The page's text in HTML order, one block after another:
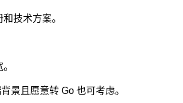
技术方案。
景且愿意转 Go 也可考虑。